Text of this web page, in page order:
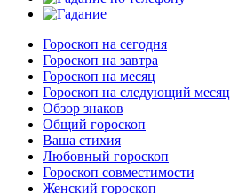
Гороскоп на сегодня
Гороскоп на завтра
Гороскоп на месяц
Гороскоп на следующий месяц
Обзор знаков
Общий гороскоп
Ваша стихия
Любовный гороскоп
Гороскоп совместимости
Женский гороскоп